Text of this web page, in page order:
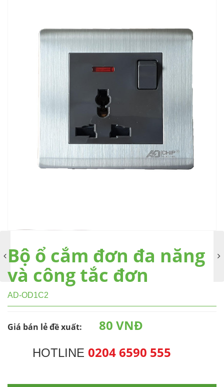
Bộ ổ cắm đơn đa năng
và công tắc đơn
AD-OD1C2
Giá bán lẻ đề xuất: 80 VNĐ
HOTLINE 0204 6590 555